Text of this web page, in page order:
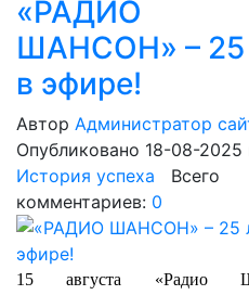
«РАДИО
ШАНСОН» – 25
в эфире!
Автор Администратор
Опубликовано 18-08-2025
История успеха Всего
комментариев: 0
15 августа «Радио